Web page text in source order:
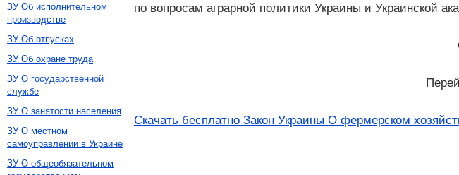
по вопросам аграрной политики Украины и Украинской
Скачать бесплатно Закон Украины О фермерском
ЗУ Об исполнительном
производстве
ЗУ Об отпусках
ЗУ Об охране труда
ЗУ О государственной
службе
ЗУ О занятости населения
ЗУ О местном
самоуправлении в Украине
ЗУ О общеобязательном